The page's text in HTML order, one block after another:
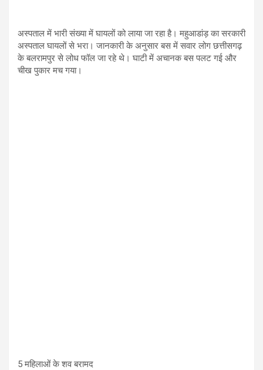
अस्पताल में भारी संख्या में घायलों को लाया जा रहा है। महुआडांड़ का सरकारी
अस्पताल घायलों से भरा। जानकारी के अनुसार बस में सवार लोग छत्तीसगढ़
के बलरामपुर से लोध फॉल जा रहे थे। घाटी में अचानक बस पलट गई और
चीख पुकार मच गया।
5 महिलाओं के शव बरामद